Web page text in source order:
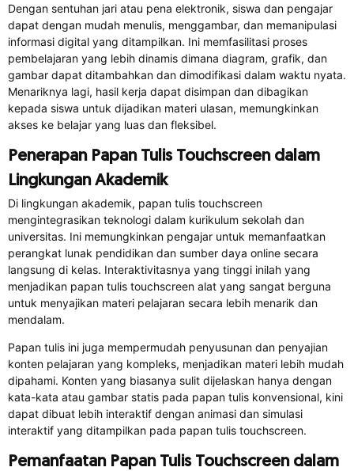
Dengan sentuhan jari atau pena elektronik, siswa dan pengajar
dapat dengan mudah menulis, menggambar, dan memanipulasi
informasi digital yang ditampilkan. Ini memfasilitasi proses
pembelajaran yang lebih dinamis dimana diagram, grafik, dan
gambar dapat ditambahkan dan dimodifikasi dalam waktu nyata.
Menariknya lagi, hasil kerja dapat disimpan dan dibagikan
kepada siswa untuk dijadikan materi ulasan, memungkinkan
akses ke belajar yang luas dan fleksibel.
Penerapan Papan Tulis Touchscreen dalam
Lingkungan Akademik
Di lingkungan akademik, papan tulis touchscreen
mengintegrasikan teknologi dalam kurikulum sekolah dan
universitas. Ini memungkinkan pengajar untuk memanfaatkan
perangkat lunak pendidikan dan sumber daya online secara
langsung di kelas. Interaktivitasnya yang tinggi inilah yang
menjadikan papan tulis touchscreen alat yang sangat berguna
untuk menyajikan materi pelajaran secara lebih menarik dan
mendalam.
Papan tulis ini juga mempermudah penyusunan dan penyajian
konten pelajaran yang kompleks, menjadikan materi lebih mudah
dipahami. Konten yang biasanya sulit dijelaskan hanya dengan
kata-kata atau gambar statis pada papan tulis konvensional, kini
dapat dibuat lebih interaktif dengan animasi dan simulasi
interaktif yang ditampilkan pada papan tulis touchscreen.
Pemanfaatan Papan Tulis Touchscreen dalam